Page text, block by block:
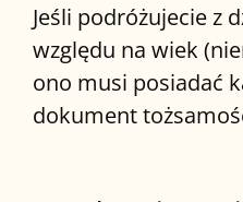
Jeśli podróżujecie z
względu na wiek
ono musi posiadać
dokument